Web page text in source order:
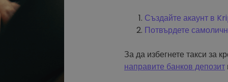
Създайте акаунт в
Потвърдете
За да избегнете такси за
направите банков депозит